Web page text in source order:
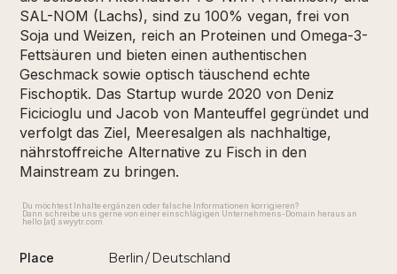
SAL-NOM (Lachs), sind zu 100% vegan, frei von
Soja und Weizen, reich an Proteinen und Omega-3-
Fettsäuren und bieten einen authentischen
Geschmack sowie optisch täuschend echte
Fischoptik. Das Startup wurde 2020 von Deniz
Ficicioglu und Jacob von Manteuffel gegründet und
verfolgt das Ziel, Meeresalgen als nachhaltige,
nährstoffreiche Alternative zu Fisch in den
Mainstream zu bringen.
Du möchtest Inhalte ergänzen oder falsche Informationen korrigieren?
Dann schreibe uns gerne von einer einschlägigen Unternehmens-Domain heraus an
hello [at] swyytr.com
Place Berlin/ Deutschland